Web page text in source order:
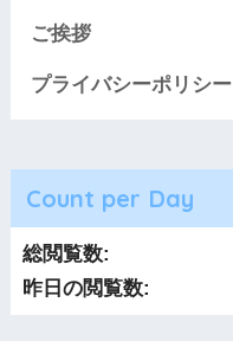
ご挨拶
プライバシーポリシー
Count per Day
総閲覧数:
昨日の閲覧数: